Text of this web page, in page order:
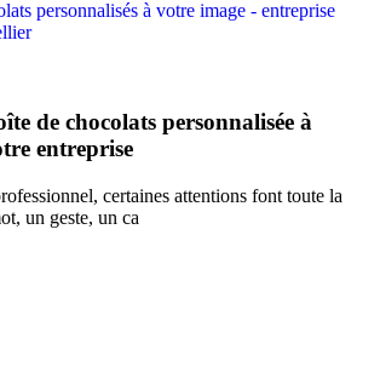
de chocolats personnalisée à
entreprise
certaines attentions font toute la
un geste, un ca